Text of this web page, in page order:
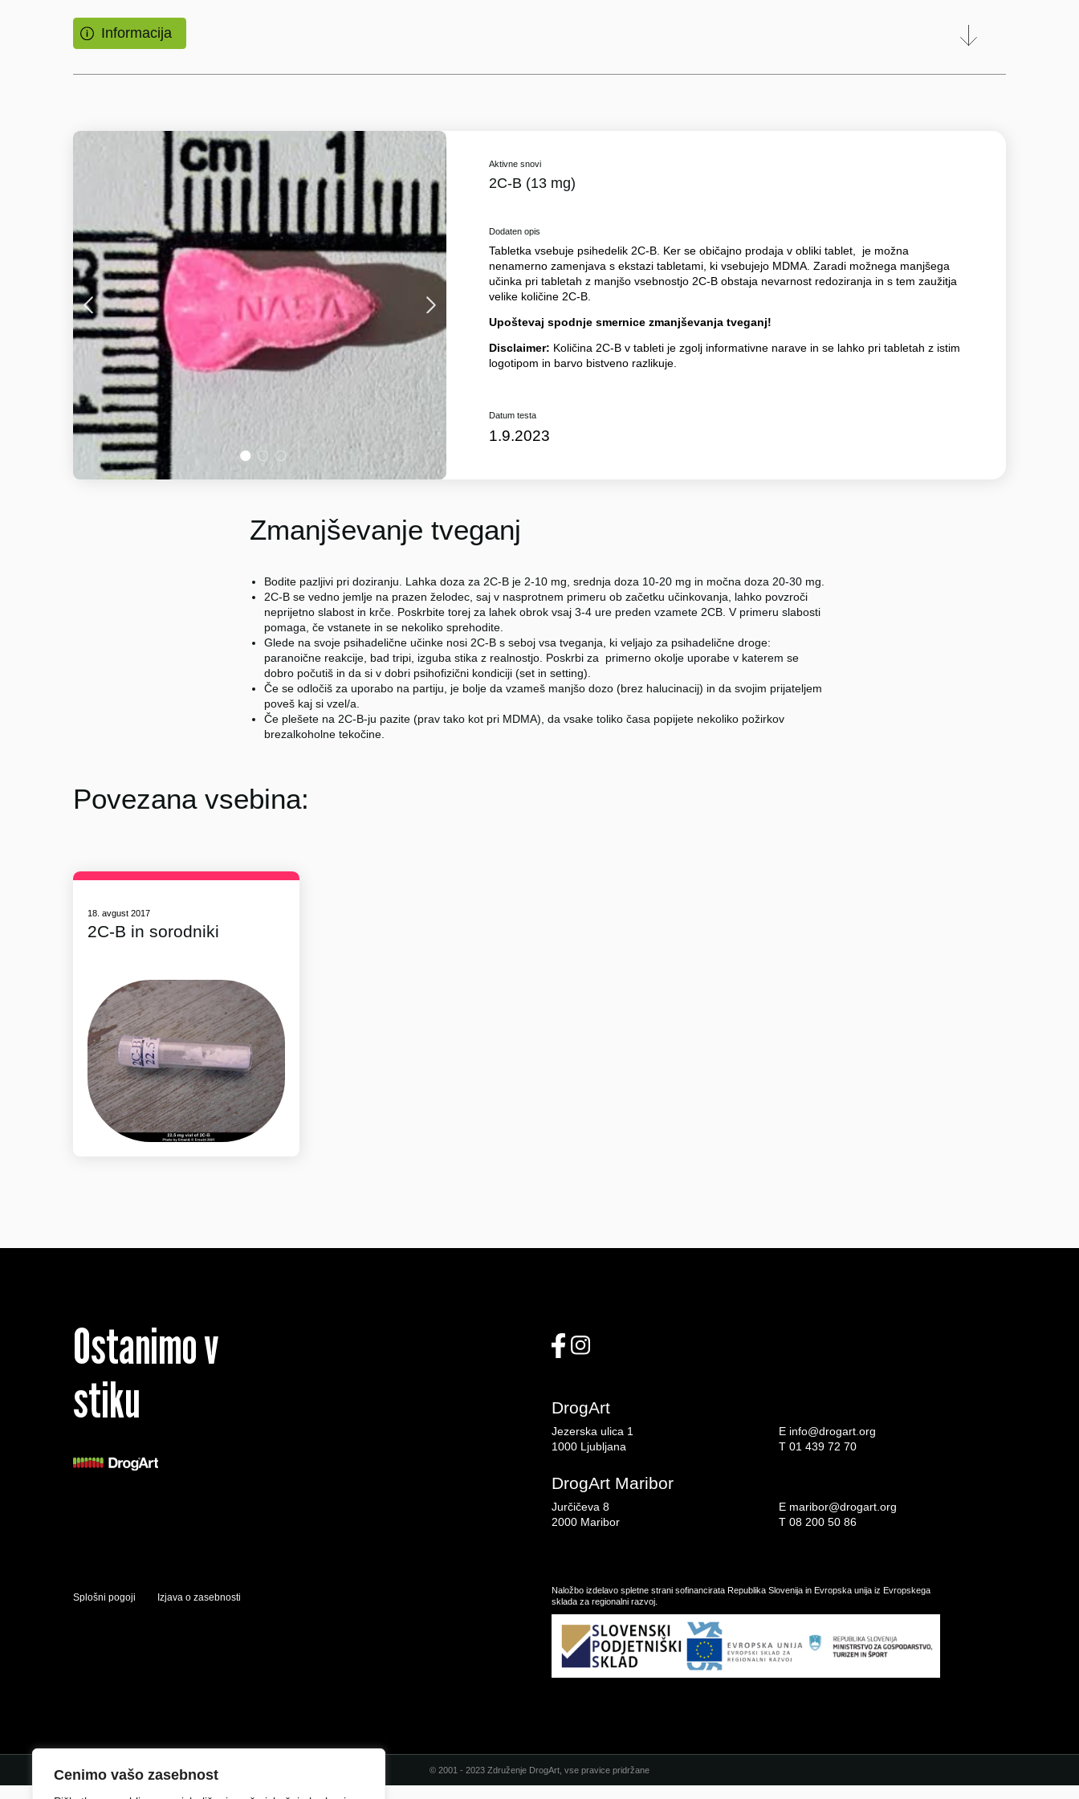
Cenimo vašo zasebnost
Informacija
1 2 3
Aktivne snovi
2C-B (13 mg)
Dodaten opis
Tabletka vsebuje psihedelik 2C-B. Ker se običajno prodaja v obliki tablet, je možna
nenamerno zamenjava s ekstazi tabletami, ki vsebujejo MDMA. Zaradi možnega manjšega
učinka pri tabletah z manjšo vsebnostjo 2C-B obstaja nevarnost redoziranja in s tem zaužitja
velike količine 2C-B.
Upoštevaj spodnje smernice zmanjševanja tveganj!
Disclaimer: Količina 2C-B v tableti je zgolj informativne narave in se lahko pri tabletah z istim
logotipom in barvo bistveno razlikuje.
Datum testa
1.9.2023
Zmanjševanje tveganj
Bodite pazljivi pri doziranju. Lahka doza za 2C-B je 2-10 mg, srednja doza 10-20 mg in močna doza 20-30 mg.
2C-B se vedno jemlje na prazen želodec, saj v nasprotnem primeru ob začetku učinkovanja, lahko povzroči
neprijetno slabost in krče. Poskrbite torej za lahek obrok vsaj 3-4 ure preden vzamete 2CB. V primeru slabosti
pomaga, če vstanete in se nekoliko sprehodite.
Glede na svoje psihadelične učinke nosi 2C-B s seboj vsa tveganja, ki veljajo za psihadelične droge:
paranoične reakcije, bad tripi, izguba stika z realnostjo. Poskrbi za primerno okolje uporabe v katerem se
dobro počutiš in da si v dobri psihofizični kondiciji (set in setting).
Če se odločiš za uporabo na partiju, je bolje da vzameš manjšo dozo (brez halucinacij) in da svojim prijateljem
poveš kaj si vzel/a.
Če plešete na 2C-B-ju pazite (prav tako kot pri MDMA), da vsake toliko časa popijete nekoliko požirkov
brezalkoholne tekočine.
Povezana vsebina:
18. avgust 2017
2C-B in sorodniki
Ostanimo v
stiku
DrogArt
Jezerska ulica 1
1000 Ljubljana
E info@drogart.org
T 01 439 72 70
DrogArt Maribor
Jurčičeva 8
2000 Maribor
E maribor@drogart.org
T 08 200 50 86
Splošni pogoji Izjava o zasebnosti
Naložbo izdelavo spletne strani sofinancirata Republika Slovenija in Evropska unija iz Evropskega
sklada za regionalni razvoj.
© 2001 - 2023 Združenje DrogArt, vse pravice pridržane